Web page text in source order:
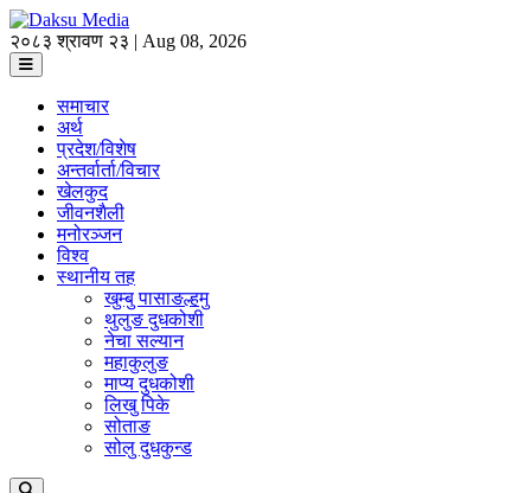
२०८३ श्रावण २३ | Aug 08, 2026
समाचार
अर्थ
प्रदेश/विशेष
अन्तर्वार्ता/विचार
खेलकुद
जीवनशैली
मनोरञ्जन
विश्व
स्थानीय तह
खुम्बु पासाङल्हमु
थुलुङ दुधकोशी
नेचा सल्यान
महाकुलुङ
माप्य दुधकोशी
लिखु पिके
सोताङ
सोलु दुधकुन्ड